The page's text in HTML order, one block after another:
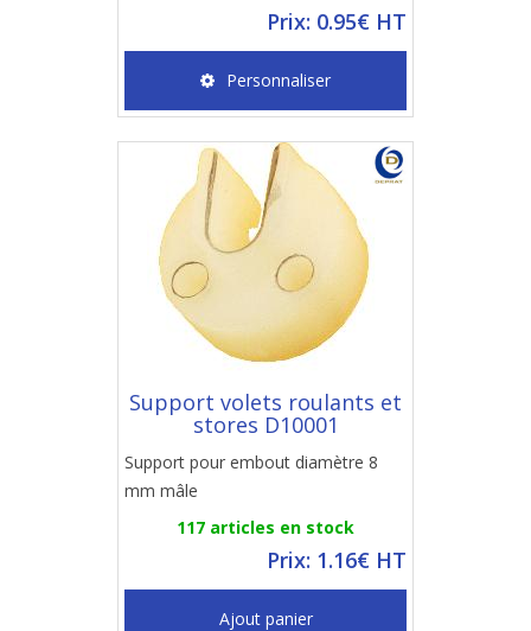
Prix: 0.95€ HT
Personnaliser
Support volets roulants et
stores D10001
Support pour embout diamètre 8
mm mâle
117 articles en stock
Prix: 1.16€ HT
Ajout panier